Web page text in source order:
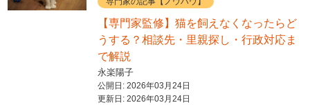
【専門家監修】猫を飼えなくなったらど
うする？相談先・里親探し・行政対応ま
で解説
永楽陽子
公開日: 2026年03月24日
更新日: 2026年03月24日